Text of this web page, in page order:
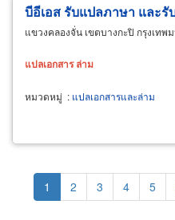
บีอีเอส รับแปลภาษา และรั
แขวงคลองจั่น เขตบางกะปิ กรุงเทพ
แปลเอกสาร ล่าม
หมวดหมู่ : แปลเอกสารและล่าม
Pagination
Current
page
1 Page
2 Page
3 Page
4 Page
5